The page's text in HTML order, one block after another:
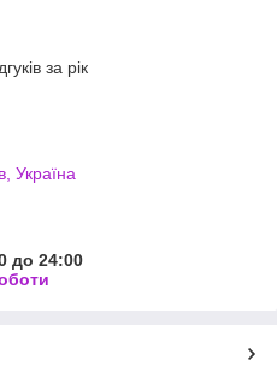
за рік
Україна
до 24:00